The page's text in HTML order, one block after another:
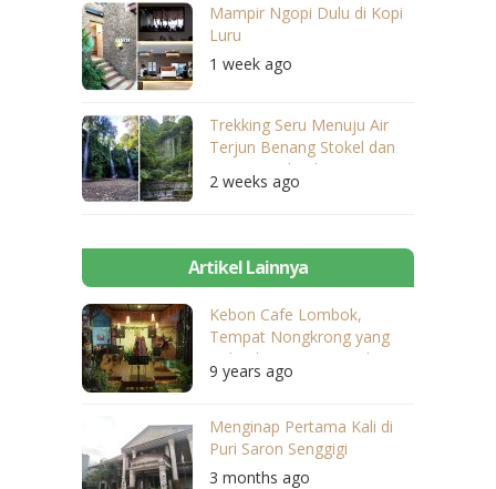
Mampir Ngopi Dulu di Kopi
Luru
1 week ago
Trekking Seru Menuju Air
Terjun Benang Stokel dan
Benang Kelambu
2 weeks ago
Artikel Lainnya
Kebon Cafe Lombok,
Tempat Nongkrong yang
Gak Bikin Kantong Bolong
9 years ago
Menginap Pertama Kali di
Puri Saron Senggigi
3 months ago